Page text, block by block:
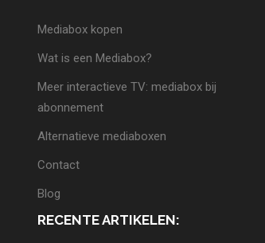
Mediabox kopen
Wat is een Mediabox?
Meer interactieve TV: mediabox bij
abonnement
Alternatieve mediaboxen
Contact
Blog
RECENTE ARTIKELEN: